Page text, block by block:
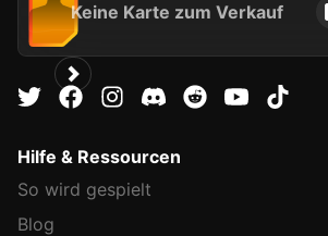
Keine Karte zum Verkauf
Hilfe & Ressourcen
So wird gespielt
Blog